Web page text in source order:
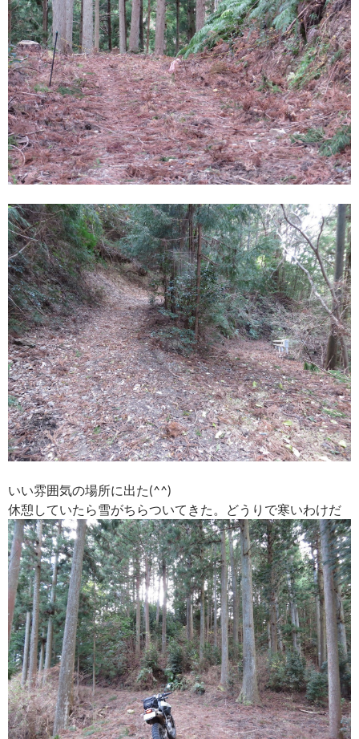
いい雰囲気の場所に出た(^^)
休憩していたら雪がちらついてきた。どうりで寒いわけだ